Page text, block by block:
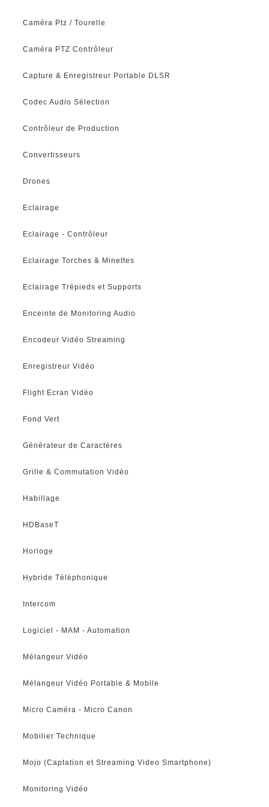
Caméra Ptz / Tourelle
Caméra PTZ Contrôleur
Capture & Enregistreur Portable DLSR
Codec Audio Sélection
Contrôleur de Production
Convertisseurs
Drones
Eclairage
Eclairage - Contrôleur
Eclairage Torches & Minettes
Eclairage Trépieds et Supports
Enceinte de Monitoring Audio
Encodeur Vidéo Streaming
Enregistreur Vidéo
Flight Ecran Vidéo
Fond Vert
Générateur de Caractères
Grille & Commutation Vidéo
Habillage
HDBaseT
Horloge
Hybride Téléphonique
Intercom
Logiciel - MAM - Automation
Mélangeur Vidéo
Mélangeur Vidéo Portable & Mobile
Micro Caméra - Micro Canon
Mobilier Technique
Mojo (Captation et Streaming Video Smartphone)
Monitoring Vidéo